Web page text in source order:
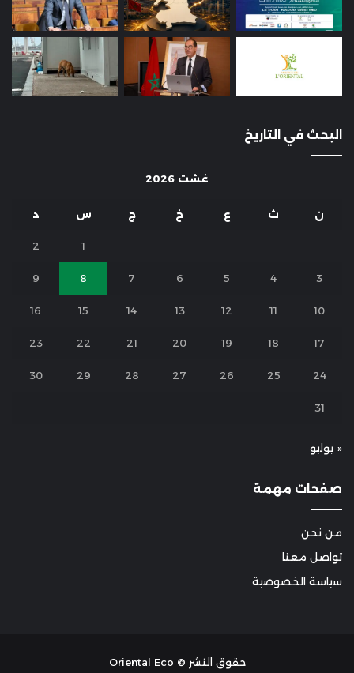
البحث في التاريخ
غشت 2026
ن ث ع خ ج س د
1
2
3
4
5
6
7
8
9
10
11
12
13
14
15
16
17
18
19
20
21
22
23
24
25
26
27
28
29
30
31
« يوليو
صفحات مهمة
من نحن
تواصل معنا
سياسة الخصوصية
حقوق النشر © Oriental Eco